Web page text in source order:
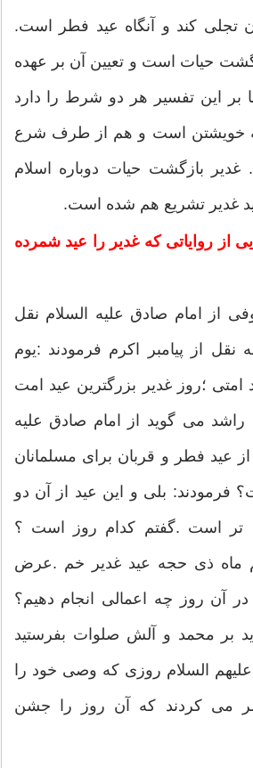
تجلی كند و آنگاه عید فطر است.
حیات است و تعیین آن بر عهده
بر این تفسیر هر دو شرط را دارد
خویشتن است و هم از طرف شرع
بازگشت حیات دوباره اسلام
غدیر تشریع هم شده است.
از روایاتی كه غدیر را عید شمرده
از امام صادق علیه السلام نقل
از پیامبر اكرم فرمودند :یوم
امتی ؛روز غدیر بزرگترین عید امت
می گوید از امام صادق علیه
از عید فطر و قربان برای مسلمانان
فرمودند: بلی و این عید از آن دو
تر است .گفتم كدام روز است ؟
ماه ذی حجه عید غدیر خم .عرض
آن روز چه اعمالی انجام دهیم؟
بر محمد و آلش صلوات بفرستید
علیهم السلام روزی كه وصی خود را
می كردند كه آن روز را جشن